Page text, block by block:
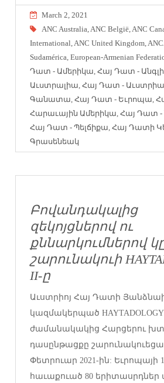
March 2, 2021
ANC Australia ANC België ANC
International ANC United Kingdom
Sudamérica ,European-Armenian
Դատ - Ամերիկա ,Հայ Դատ -
Աւստրալիա ,Հայ Դատ - Աւստրիա
Գանատա ,Հայ Դատ - Եւրոպա ,
Հարաւային Ամերիկա ,Հայ Դատ -
Հայ Դատ - Պելճիքա ,Հայ Դատի
Գրասենեակ
Բովանդակալից
զեկոյցներով ու
քննարկումներով
շարունակուի
II-ը
Աւստրիոյ Հայ Դատի
կազմակերպած
ժամանակակից Հարցերու
դասընթացքը
Փետրուար 2021-ին: Եւրոպայի
հաւաքուած 80 երիտասրդներ